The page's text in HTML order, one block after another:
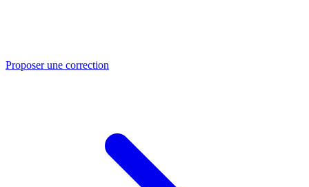
Proposer une correction